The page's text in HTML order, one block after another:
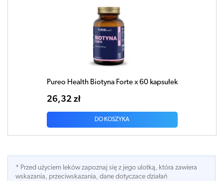
Pureo Health Biotyna Forte x 60 kapsułek
26,32 zł
DO KOSZYKA
* Przed użyciem leków zapoznaj się z jego ulotką, która zawiera
wskazania, przeciwskazania, dane dotyczace działań